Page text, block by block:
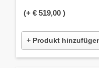
(+ € 519,00 )
+ Produkt